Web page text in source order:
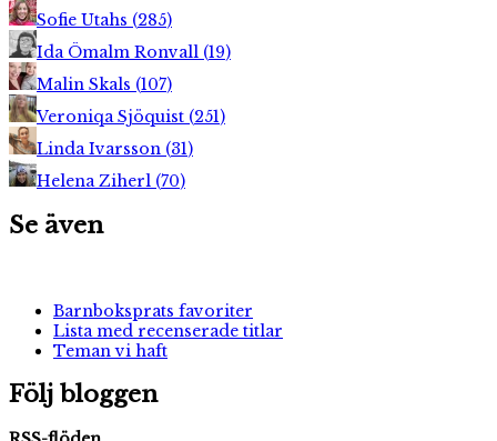
Sofie Utahs (285)
Ida Ömalm Ronvall (19)
Malin Skals (107)
Veroniqa Sjöquist (251)
Linda Ivarsson (31)
Helena Ziherl (70)
Se även
Barnboksprats favoriter
Lista med recenserade titlar
Teman vi haft
Följ bloggen